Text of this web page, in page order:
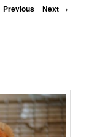
navigation
Previous Next →